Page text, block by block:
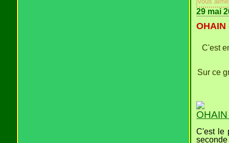
29 mai
C'est
Sur ce
C'est le